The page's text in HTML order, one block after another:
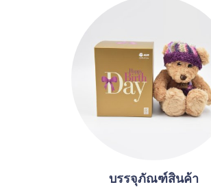
บรรจุภัณฑ์สินค้า